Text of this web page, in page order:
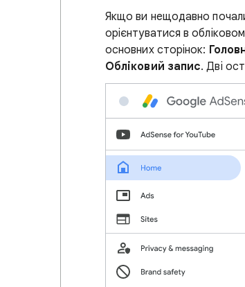
Якщо ви нещодавно
орієнтуватися в
основних сторінок:
Обліковий запис. Дві